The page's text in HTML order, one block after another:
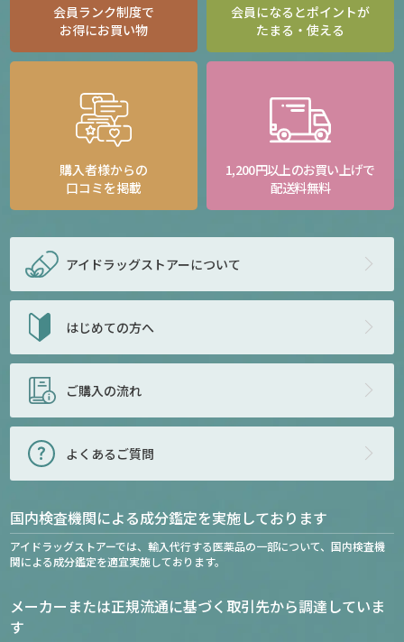
会員ランク制度で
お得にお買い物
会員になるとポイントが
たまる・使える
購入者様からの
口コミを掲載
1,200円以上のお買い上げで
配送料無料
アイドラッグストアーについて
はじめての方へ
ご購入の流れ
よくあるご質問
国内検査機関による成分鑑定を実施しております
アイドラッグストアーでは、輸入代行する医薬品の一部について、国内検査機
関による成分鑑定を適宜実施しております。
メーカーまたは正規流通に基づく取引先から調達していま
す